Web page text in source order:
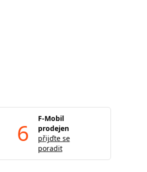
6
F-Mobil
prodejen
přijďte se
poradit